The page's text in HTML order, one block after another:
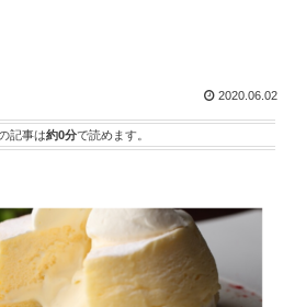
2020.06.02
記事は約0分で読めます。